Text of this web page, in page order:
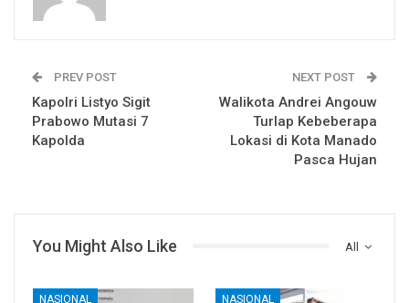
PREV POST
Kapolri Listyo Sigit
Prabowo Mutasi 7
Kapolda
NEXT POST
Walikota Andrei Angouw
Turlap Kebeberapa
Lokasi di Kota Manado
Pasca Hujan
All
You Might Also Like
NASIONAL NASIONAL